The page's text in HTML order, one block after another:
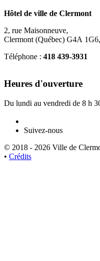
Hôtel de ville de Clermont
2, rue Maisonneuve,
Clermont (Québec) G4A
Téléphone : 418 439-3931
Heures d'ouverture
Du lundi au vendredi de 8 h
Suivez-nous
© 2018 - 2026 Ville de
• Crédits